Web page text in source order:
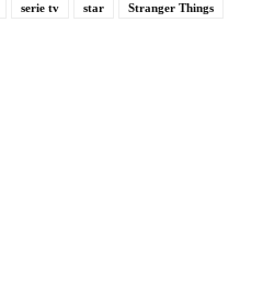
serie tv star Stranger Things